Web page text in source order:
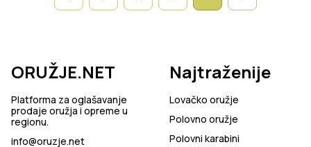
ORUŽJE.NET
Platforma za oglašavanje
prodaje oružja i opreme u
regionu.
info@oruzje.net
Najtraženije
Lovačko oružje
Polovno oružje
Polovni karabini